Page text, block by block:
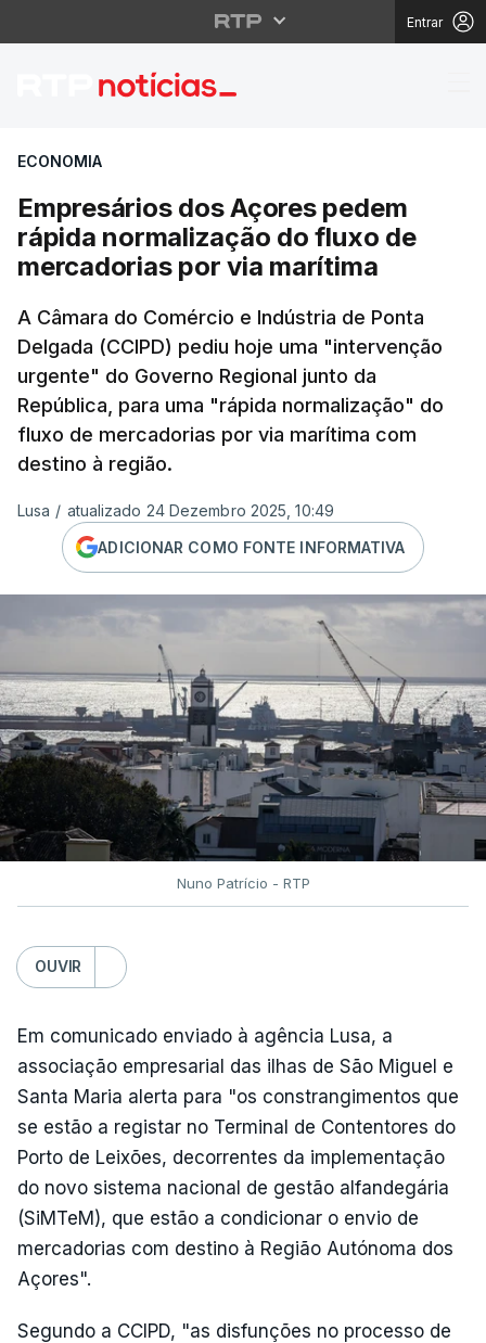
Entrar
Empresários dos
ECONOMIA
Empresários dos Açores pedem
rápida normalização do fluxo de
mercadorias por via marítima
A Câmara do Comércio e Indústria de Ponta
Delgada (CCIPD) pediu hoje uma "intervenção
urgente" do Governo Regional junto da
República, para uma "rápida normalização" do
fluxo de mercadorias por via marítima com
destino à região.
Lusa / atualizado 24 Dezembro 2025, 10:49
ADICIONAR COMO FONTE INFORMATIVA
Nuno Patrício - RTP
OUVIR
Em comunicado enviado à agência Lusa, a
associação empresarial das ilhas de São Miguel e
Santa Maria alerta para "os constrangimentos que
se estão a registar no Terminal de Contentores do
Porto de Leixões, decorrentes da implementação
do novo sistema nacional de gestão alfandegária
(SiMTeM), que estão a condicionar o envio de
mercadorias com destino à Região Autónoma dos
Açores".
Segundo a CCIPD, "as disfunções no processo de